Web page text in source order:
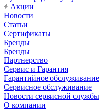
Акции
Новости
Статьи
Сертификаты
Бренды
Бренды
Партнерство
Сервис и Гарантия
Гарантийное обслуживание
Сервисное обслуживание
Новости сервисной службы
О компании